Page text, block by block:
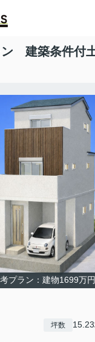
ン 建築条件付
考プラン：建物1699万
坪数